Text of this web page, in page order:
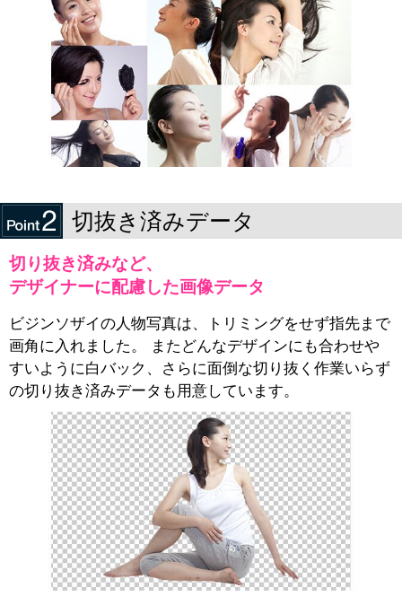
切抜き済みデータ
切り抜き済みなど、
デザイナーに配慮した画像データ
ビジンソザイの人物写真は、トリミングをせず指先まで
画角に入れました。 またどんなデザインにも合わせや
すいように白バック、さらに面倒な切り抜く作業いらず
の切り抜き済みデータも用意しています。